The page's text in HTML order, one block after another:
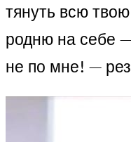
тянуть всю
родню на себе
не по мне! —